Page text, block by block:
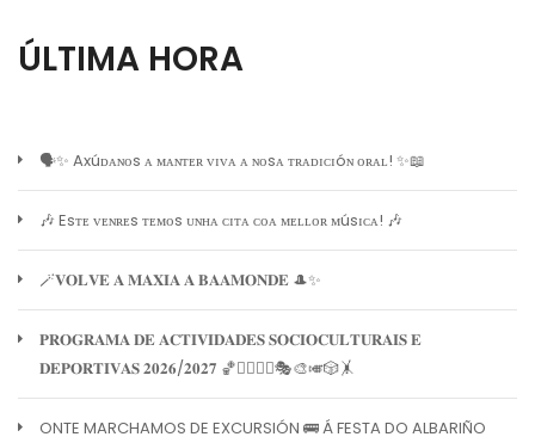
ÚLTIMA HORA
🗣️✨ Axúᴅᴀɴᴏs ᴀ ᴍᴀɴᴛᴇʀ ᴠɪᴠᴀ ᴀ ɴᴏsᴀ ᴛʀᴀᴅɪᴄɪóɴ ᴏʀᴀʟ! ✨📖
🎶 Esᴛᴇ ᴠᴇɴʀᴇs ᴛᴇᴍᴏs ᴜɴʜᴀ ᴄɪᴛᴀ ᴄᴏᴀ ᴍᴇʟʟᴏʀ ᴍúsɪᴄᴀ! 🎶
🪄𝐕𝐎𝐋𝐕𝐄 𝐀 𝐌𝐀𝐗𝐈𝐀 𝐀 𝐁𝐀𝐀𝐌𝐎𝐍𝐃𝐄 🎩✨
𝐏𝐑𝐎𝐆𝐑𝐀𝐌𝐀 𝐃𝐄 𝐀𝐂𝐓𝐈𝐕𝐈𝐃𝐀𝐃𝐄𝐒 𝐒𝐎𝐂𝐈𝐎𝐂𝐔𝐋𝐓𝐔𝐑𝐀𝐈𝐒 𝐄
𝐃𝐄𝐏𝐎𝐑𝐓𝐈𝐕𝐀𝐒 𝟐𝟎𝟐𝟔/𝟐𝟎𝟐𝟕 🏀🏊‍♀️🧘‍♀️🎭🎨🎺🎲🤸
ONTE MARCHAMOS DE EXCURSIÓN 🚌 Á FESTA DO ALBARIÑO